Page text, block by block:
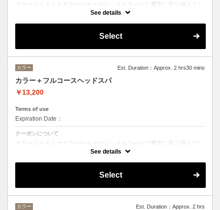
カラーはイルミナカラーやオーガニックカラーなど豊富に取り揃えてい
デザインによってベストな選択をさせて頂きます。
トリートメントの種類によって料金が異なります。
クイックトリートメント→¥11000
See details
Select
カラー Est. Duration：Approx. 2 hrs30 mins
カラー＋フルコースヘッドスパ
￥13,200
Terms of use
Expiration Date：
クーポンについて
カラーはイルミナカラーやオーガニックカラーなど豊富に取り揃えてい
デザインによってベストな選択をさせて頂きます。
※フルカラーの場合プラス¥1100
使ったoone が自信を持っておすすめするヘッドスパです。
ヘッドスパの施術時間は４５分です。
See details
Select
カラー Est. Duration：Approx. 2 hrs